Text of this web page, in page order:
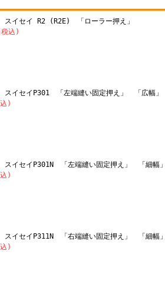
スイセイ R2 (R2E) 「ローラー押え」
込)
スイセイP301 「左端縫い固定押え」 「広幅」
)
スイセイP301N 「左端縫い固定押え」 「細幅
)
スイセイP311N 「右端縫い固定押え」 「細幅
)